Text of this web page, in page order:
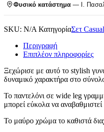
Φυσικό κατάστημα — Ι.
SKU: N/A ΚατηγορίαΣετ Casual
Περιγραφή
Επιπλέον πληροφορίες
Ξεχώρισε με αυτό το stylish
δυναμικό χαρακτήρα στο
Το παντελόνι σε wide leg
μπορεί εύκολα να
Το μαύρο χρώμα το καθιστά